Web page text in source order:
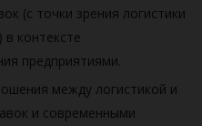
(с точки зрения логистики
контексте
предприятиями.
между логистикой и
и современными